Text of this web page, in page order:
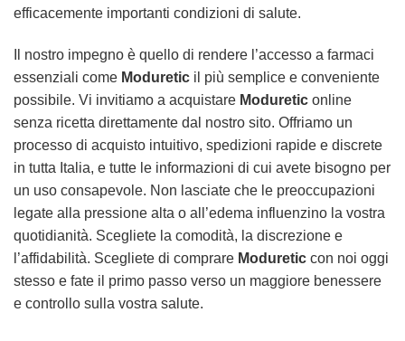
efficacemente importanti condizioni di salute.
Il nostro impegno è quello di rendere l’accesso a farmaci
essenziali come Moduretic il più semplice e conveniente
possibile. Vi invitiamo a acquistare Moduretic online
senza ricetta direttamente dal nostro sito. Offriamo un
processo di acquisto intuitivo, spedizioni rapide e discrete
in tutta Italia, e tutte le informazioni di cui avete bisogno per
un uso consapevole. Non lasciate che le preoccupazioni
legate alla pressione alta o all’edema influenzino la vostra
quotidianità. Scegliete la comodità, la discrezione e
l’affidabilità. Scegliete di comprare Moduretic con noi oggi
stesso e fate il primo passo verso un maggiore benessere
e controllo sulla vostra salute.